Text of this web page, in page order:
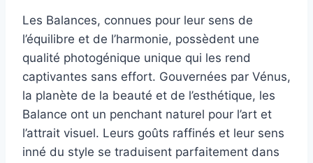
Les Balances, connues pour leur sens de
l’équilibre et de l’harmonie, possèdent une
qualité photogénique unique qui les rend
captivantes sans effort. Gouvernées par Vénus,
la planète de la beauté et de l’esthétique, les
Balance ont un penchant naturel pour l’art et
l’attrait visuel. Leurs goûts raffinés et leur sens
inné du style se traduisent parfaitement dans